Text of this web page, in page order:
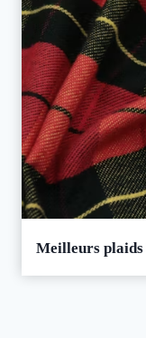
Meilleurs plaids